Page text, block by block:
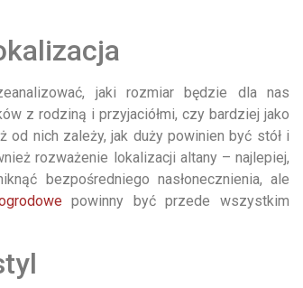
jaki rozmiar będzie dla nas
z rodziną i przyjaciółmi, czy bardziej jako
nich zależy, jak duży powinien być stół i
rozważenie lokalizacji altany – najlepiej,
bezpośredniego nasłonecznienia, ale
powinny być przede wszystkim